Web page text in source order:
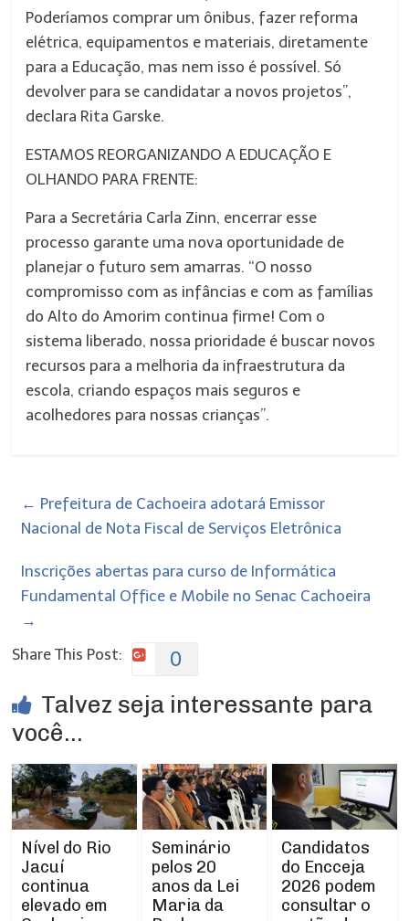
Poderíamos comprar um ônibus, fazer reforma
elétrica, equipamentos e materiais, diretamente
para a Educação, mas nem isso é possível. Só
devolver para se candidatar a novos projetos”,
declara Rita Garske.
ESTAMOS REORGANIZANDO A EDUCAÇÃO E
OLHANDO PARA FRENTE:
Para a Secretária Carla Zinn, encerrar esse
processo garante uma nova oportunidade de
planejar o futuro sem amarras. “O nosso
compromisso com as infâncias e com as famílias
do Alto do Amorim continua firme! Com o
sistema liberado, nossa prioridade é buscar novos
recursos para a melhoria da infraestrutura da
escola, criando espaços mais seguros e
acolhedores para nossas crianças”.
← Prefeitura de Cachoeira adotará Emissor
Nacional de Nota Fiscal de Serviços Eletrônica
Inscrições abertas para curso de Informática
Fundamental Office e Mobile no Senac Cachoeira
→
Share This Post:
0
Talvez seja interessante para
você...
Nível do Rio
Jacuí
continua
elevado em
Seminário
pelos 20
anos da Lei
Maria da
Candidatos
do Encceja
2026 podem
consultar o